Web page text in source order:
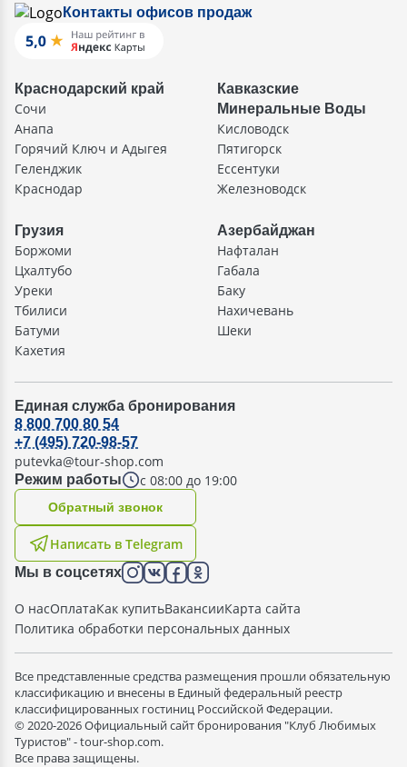
Контакты офисов продаж
Краснодарский край
Сочи
Анапа
Горячий Ключ и Адыгея
Геленджик
Краснодар
Кавказские
Минеральные Воды
Кисловодск
Пятигорск
Ессентуки
Железноводск
Грузия
Боржоми
Цхалтубо
Уреки
Тбилиси
Батуми
Кахетия
Азербайджан
Нафталан
Габала
Баку
Нахичевань
Шеки
Единая служба бронирования
Режим работы с 08:00 до 19:00
8 800 700 80 54
+7 (495) 720-98-57
putevka@tour-shop.com
Написать в Telegram
Oбратный звонок
Мы в соцсетях
О насОплатаКак купитьВакансииКарта сайта
Политика обработки персональных данных
Все представленные средства размещения прошли обязательную
классификацию и внесены в Единый федеральный реестр
классифицированных гостиниц Российской Федерации.
© 2020-2026 Официальный сайт бронирования "Клуб Любимых
Туристов" - tour-shop.com.
Все права защищены.